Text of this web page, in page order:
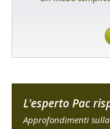
L'esperto Pac
Approfondimenti